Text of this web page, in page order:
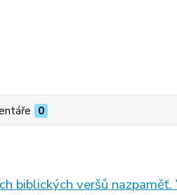
0
biblických veršů nazpaměť.